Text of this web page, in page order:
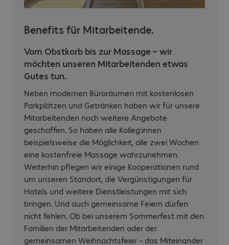
Benefits für Mitarbeitende.
Vom Obstkorb bis zur Massage – wir
möchten unseren Mitarbeitenden etwas
Gutes tun.
Neben modernen Büroräumen mit kostenlosen
Parkplätzen und Getränken haben wir für unsere
Mitarbeitenden noch weitere Angebote
geschaffen. So haben alle Kolleg:innen
beispielsweise die Möglichkeit, alle zwei Wochen
eine kostenfreie Massage wahrzunehmen.
Weiterhin pflegen wir einige Kooperationen rund
um unseren Standort, die Vergünstigungen für
Hotels und weitere Dienstleistungen mit sich
bringen. Und auch gemeinsame Feiern dürfen
nicht fehlen. Ob bei unserem Sommerfest mit den
Familien der Mitarbeitenden oder der
gemeinsamen Weihnachtsfeier – das Miteinander